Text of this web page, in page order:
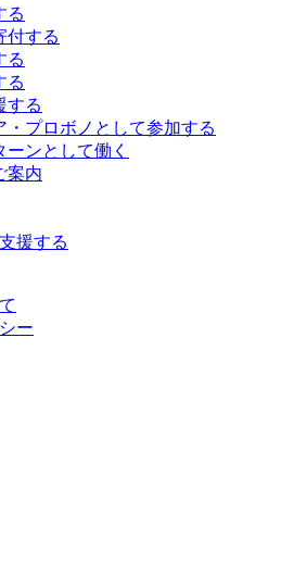
る
付する
る
る
する
・プロボノとして参加する
ンとして働く
案内
援する
ー